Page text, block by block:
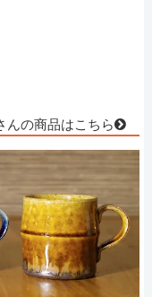
んの商品はこちら